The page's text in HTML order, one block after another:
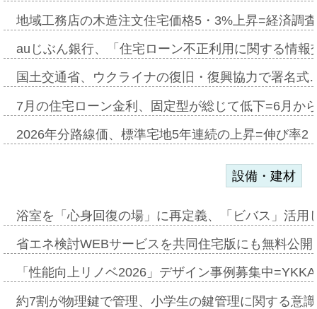
地域工務店の木造注文住宅価格5・3%上昇=経済調
auじぶん銀行、「住宅ローン不正利用に関する情
国土交通省、ウクライナの復旧・復興協力で署名
7月の住宅ローン金利、固定型が総じて低下=6月か
2026年分路線価、標準宅地5年連続の上昇=伸び率
設備・建材
浴室を「心身回復の場」に再定義、「ビバス」活
省エネ検討WEBサービスを共同住宅版にも無料公
「性能向上リノベ2026」デザイン事例募集中
約7割が物理鍵で管理、小学生の鍵管理に関する意